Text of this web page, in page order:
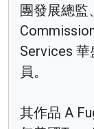
團發展總監
Services
員。
其作品 A